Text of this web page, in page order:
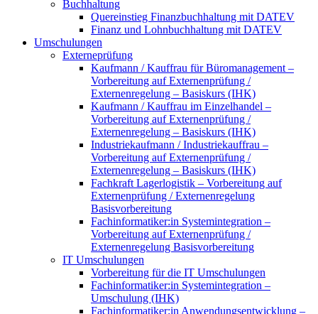
Buchhaltung
Quereinstieg Finanzbuchhaltung mit DATEV
Finanz und Lohnbuchhaltung mit DATEV
Umschulungen
Externeprüfung
Kaufmann / Kauffrau für Büromanagement –
Vorbereitung auf Externenprüfung /
Externenregelung – Basiskurs (IHK)
Kaufmann / Kauffrau im Einzelhandel –
Vorbereitung auf Externenprüfung /
Externenregelung – Basiskurs (IHK)
Industriekaufmann / Industriekauffrau –
Vorbereitung auf Externenprüfung /
Externenregelung – Basiskurs (IHK)
Fachkraft Lagerlogistik – Vorbereitung auf
Externenprüfung / Externenregelung
Basisvorbereitung
Fachinformatiker:in Systemintegration –
Vorbereitung auf Externenprüfung /
Externenregelung Basisvorbereitung
IT Umschulungen
Vorbereitung für die IT Umschulungen
Fachinformatiker:in Systemintegration –
Umschulung (IHK)
Fachinformatiker:in Anwendungsentwicklung –